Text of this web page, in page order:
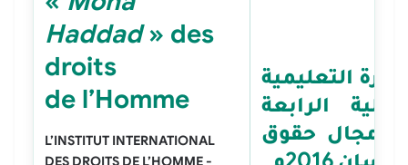
Haddad» des
droits
de l’Homme
L’INSTITUT INTERNATIONAL
DES DROITS DE L’HOMME -
التعليمية
الرابعة
مجال حقوق